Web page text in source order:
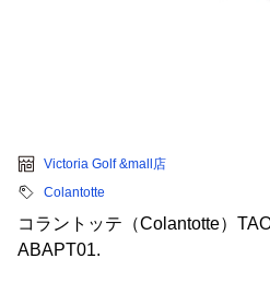
Victoria Golf &mall店
Colantotte
コラントッテ（Colantotte）
ABAPT01.